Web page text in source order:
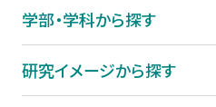
学部・学科から探す
研究イメージから探す